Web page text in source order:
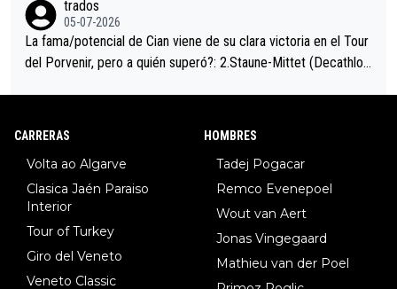
trados
05-07-2026
La fama/potencial de Cian viene de su clara victoria en el Tour
del Porvenir, pero a quién superó?: 2.Staune-Mittet (Decathlon,
CARRERAS
Volta ao Algarve
Clasica Jaén Paraiso
Interior
Tour of Turkey
Giro del Veneto
Veneto Classic
HOMBRES
Tadej Pogacar
Remco Evenepoel
Wout van Aert
Jonas Vingegaard
Mathieu van der Poel